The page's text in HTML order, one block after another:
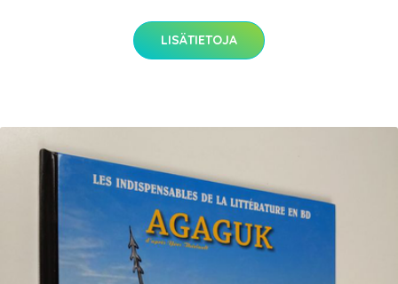
LISÄTIETOJA